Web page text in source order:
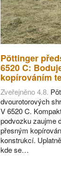
Pöttinger
6520 C:
kopírováním
Zveřejněno 4.8.
dvourotorových
V 6520 C.
podvozku zaujme
přesným
konstrukcí.
kde se…